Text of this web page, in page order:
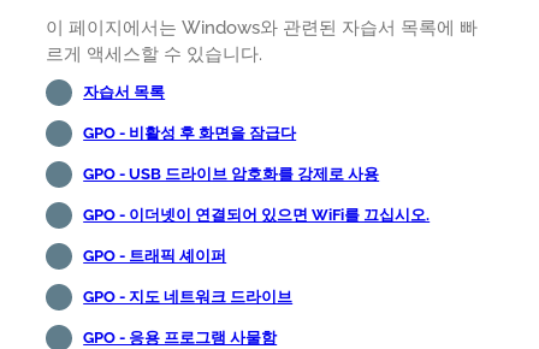
이 페이지에서는 Windows와 관련된 자습서 목록에 빠
르게 액세스할 수 있습니다.
자습서 목록
GPO - 비활성 후 화면을 잠급다
GPO - USB 드라이브 암호화를 강제로 사용
GPO - 이더넷이 연결되어 있으면 WiFi를 끄십시오.
GPO - 트래픽 셰이퍼
GPO - 지도 네트워크 드라이브
GPO - 응용 프로그램 사물함